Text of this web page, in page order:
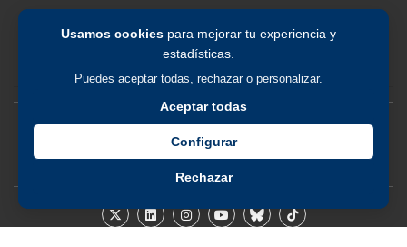
Usamos cookiespara mejorar tu experiencia y
estadísticas.
Puedes aceptar todas, rechazar o personalizar.
Aceptar todas
Configurar
Rechazar
Suscribirse
Avíso legal | Política de privacidad | Política de cookies